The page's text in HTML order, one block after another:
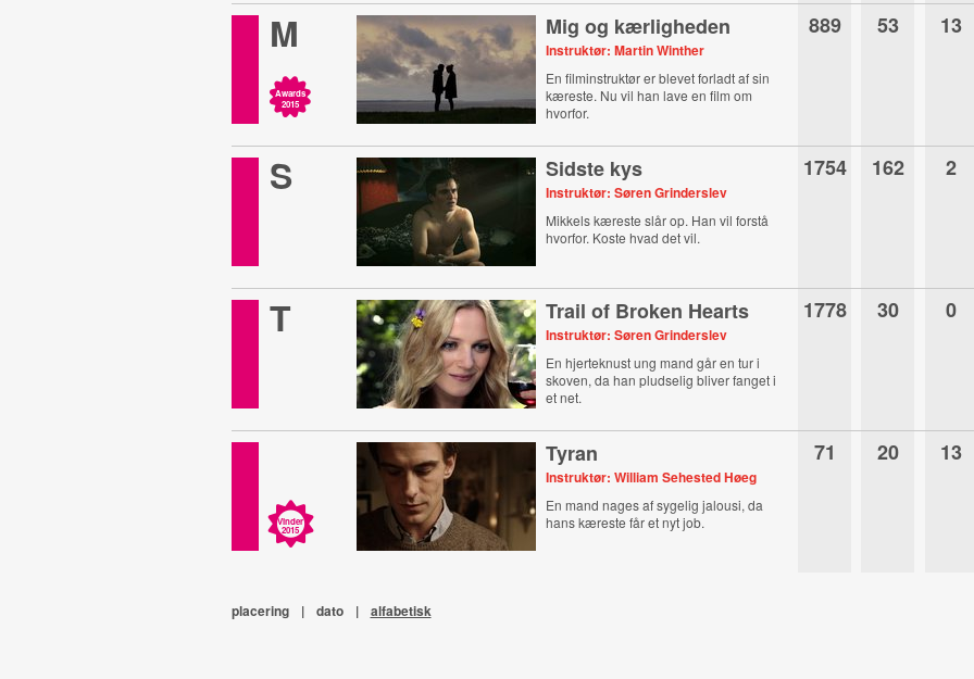
M
Awards
2015
Mig og kærligheden
Instruktør: Martin Winther
En filminstruktør er blevet forladt af sin
kæreste. Nu vil han lave en film om
hvorfor.
889 53 13
S Sidste kys
Instruktør: Søren Grinderslev
Mikkels kæreste slår op. Han vil forstå
hvorfor. Koste hvad det vil.
1754 162 2
T Trail of Broken Hearts
Instruktør: Søren Grinderslev
En hjerteknust ung mand går en tur i
skoven, da han pludselig bliver fanget i
et net.
1778 30 0
Vinder
2015
Tyran
Instruktør: William Sehested Høeg
En mand nages af sygelig jalousi, da
hans kæreste får et nyt job.
71 20 13
placering | dato | alfabetisk